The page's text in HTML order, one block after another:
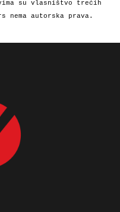
su vlasništvo trećih
nema autorska prava.